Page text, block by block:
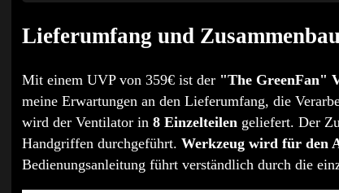
Lieferumfang und
Mit einem UVP von 359€ ist der "The GreenFan"
meine Erwartungen an den Lieferumfang, die
wird der Ventilator in 8 Einzelteilen geliefert. Der
Handgriffen durchgeführt. Werkzeug wird für den
Bedienungsanleitung führt verständlich durch die